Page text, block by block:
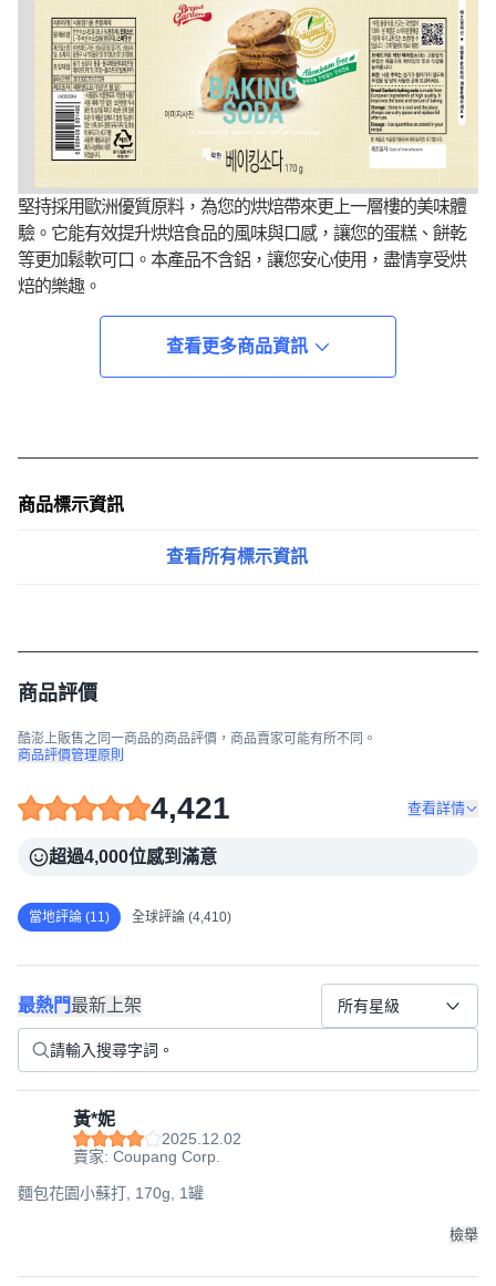
堅持採用歐洲優質原料，為您的烘焙帶來更上一層樓的美味體
驗。它能有效提升烘焙食品的風味與口感，讓您的蛋糕、餅乾
等更加鬆軟可口。本產品不含鋁，讓您安心使用，盡情享受烘
焙的樂趣。
<產品資訊皆由跨境廠商提供， 產品資訊部分文字係由AI產出
查看更多商品資訊
商品標示資訊
查看所有標示資訊
商品評價
酷澎上販售之同一商品的商品評價，商品賣家可能有所不同。
商品評價管理原則
4,421 查看詳情
超過4,000位感到滿意
當地評論 (11) 全球評論 (4,410)
最熱門最新上架 所有星級
黃*妮
2025.12.02
賣家: Coupang Corp.
麵包花園小蘇打, 170g, 1罐
檢舉